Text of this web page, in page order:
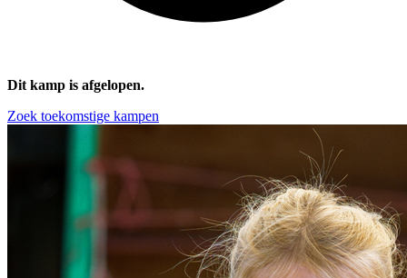
Dit kamp is afgelopen.
Zoek toekomstige kampen